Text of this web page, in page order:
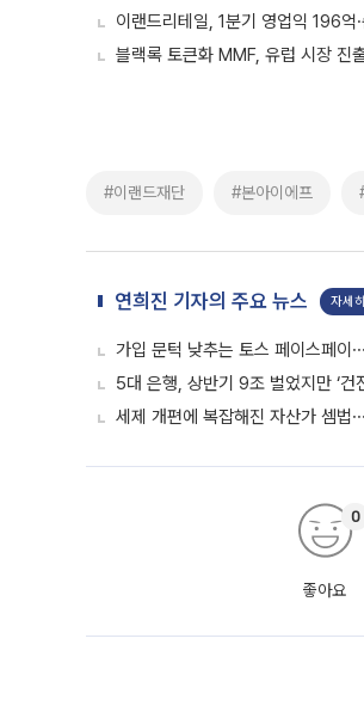
이랜드리테일, 1분기 영업익 196억
블랙록 토큰화 MMF, 유럽 시장 진
#이랜드재단 #본아이에프
연희진 기자의 주요 뉴스 자세
가입 문턱 낮추는 토스 페이스페이
5대 은행, 상반기 9조 벌었지만 ‘
세제 개편에 복잡해진 자산가 셈법
좋아요
0